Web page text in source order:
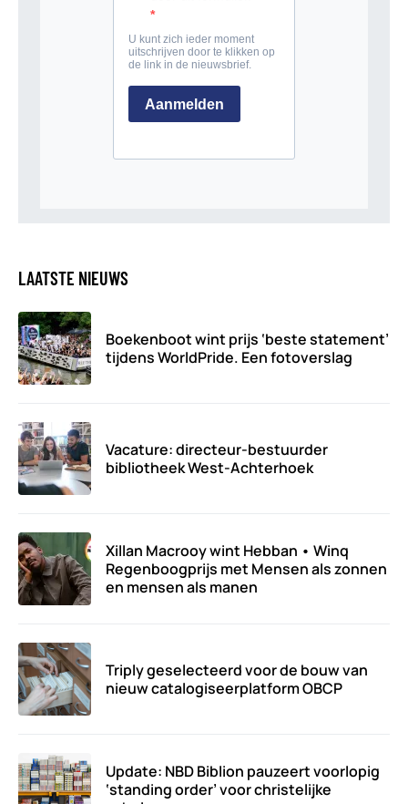
LAATSTE NIEUWS
Boekenboot wint prijs ‘beste statement’
tijdens WorldPride. Een fotoverslag
Vacature: directeur-bestuurder
bibliotheek West-Achterhoek
Xillan Macrooy wint Hebban • Winq
Regenboogprijs met Mensen als zonnen
en mensen als manen
Triply geselecteerd voor de bouw van
nieuw catalogiseerplatform OBCP
Update: NBD Biblion pauzeert voorlopig
‘standing order’ voor christelijke